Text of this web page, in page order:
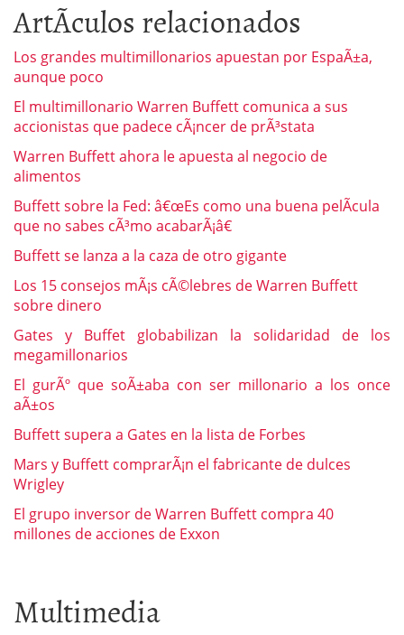
ArtÃ­culos relacionados
Los grandes multimillonarios apuestan por EspaÃ±a,
aunque poco
El multimillonario Warren Buffett comunica a sus
accionistas que padece cÃ¡ncer de prÃ³stata
Warren Buffett ahora le apuesta al negocio de
alimentos
Buffett sobre la Fed: â€œEs como una buena pelÃ­cula
que no sabes cÃ³mo acabarÃ¡â€
Buffett se lanza a la caza de otro gigante
Los 15 consejos mÃ¡s cÃ©lebres de Warren Buffett
sobre dinero
Gates y Buffet globabilizan la solidaridad de los
megamillonarios
El gurÃº que soÃ±aba con ser millonario a los once
aÃ±os
Buffett supera a Gates en la lista de Forbes
Mars y Buffett comprarÃ¡n el fabricante de dulces
Wrigley
El grupo inversor de Warren Buffett compra 40
millones de acciones de Exxon
Multimedia